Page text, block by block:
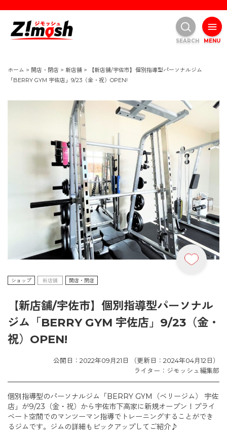
ホーム > 開店・閉店 > 新店舗 >
【新店舗/宇佐市】個別指導型パーソナルジム
「BERRY GYM 宇佐店」9/23（金・祝）OPEN!
ショップ 新店舗 開店・閉店
【新店舗/宇佐市】個別指導型パーソナル
ジム「BERRY GYM 宇佐店」9/23（金・
祝）OPEN!
公開日：2022年09月21日 （更新日：2024年04月12日）
ライター：ジモッシュ編集部
個別指導型のパーソナルジム「BERRY GYM（ベリージム） 宇佐
店」が9/23（金・祝）から宇佐市下高家に新規オープン！プライ
ベート空間でのマンツーマン指導でトレーニングすることができ
るジムです。ジムの詳細もピックアップしてご紹介♪
MENU
SEARCH